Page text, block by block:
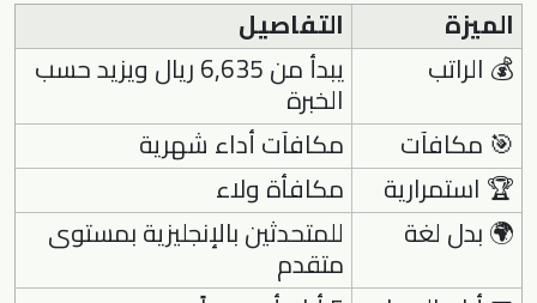
الميزة
التفاصيل
💰 الراتب
يبدأ من 6,635 ريال ويزيد حسب
الخبرة
🎯 مكافآت
مكافآت أداء شهرية
🏆 استمرارية
مكافأة ولاء
🌍 بدل لغة
للمتحدثين بالإنجليزية بمستوى
متقدم